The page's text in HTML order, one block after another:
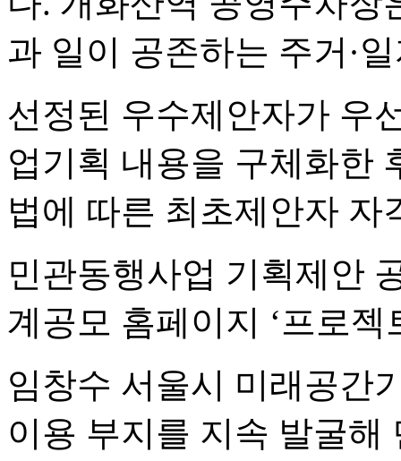
과 일이 공존하는 주거·
선정된 우수제안자가 우
업기획 내용을 구체화한
법에 따른 최초제안자 자
민관동행사업 기획제안
계공모 홈페이지 ‘프로
임창수 서울시 미래공간
이용 부지를 지속 발굴해